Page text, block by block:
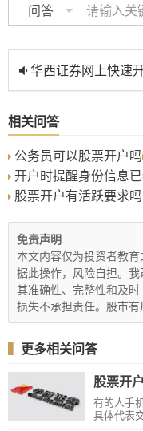
问答
华西证券网上快速开
相关问答
公务员可以股票开户吗
开户时提醒身份信息
股票开户有活跃要求吗
免责声明
本文内容仅为投资者教
据此操作，风险自担。
其准确性、完整性和及
损失不承担责任。股市有
▍ 更多相关问答
股票开
有的人手
具体代表